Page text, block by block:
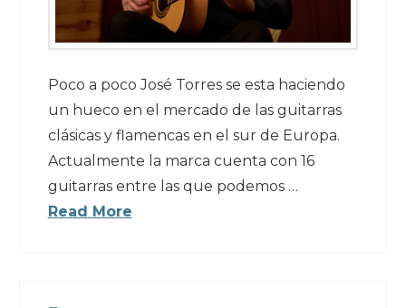
Poco a poco José Torres se esta haciendo
un hueco en el mercado de las guitarras
clásicas y flamencas en el sur de Europa.
Actualmente la marca cuenta con 16
guitarras entre las que podemos …
Read More